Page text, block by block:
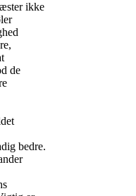
ikke
de
bedre.